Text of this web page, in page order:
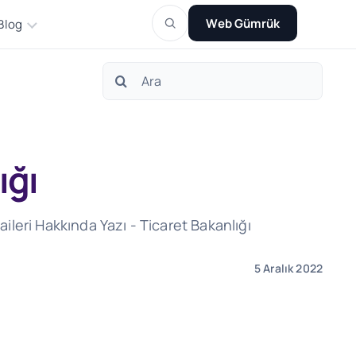
Web Gümrük
Search
Hakkında Yazı - Ticaret Bakanlığı
5 Aralık 2022